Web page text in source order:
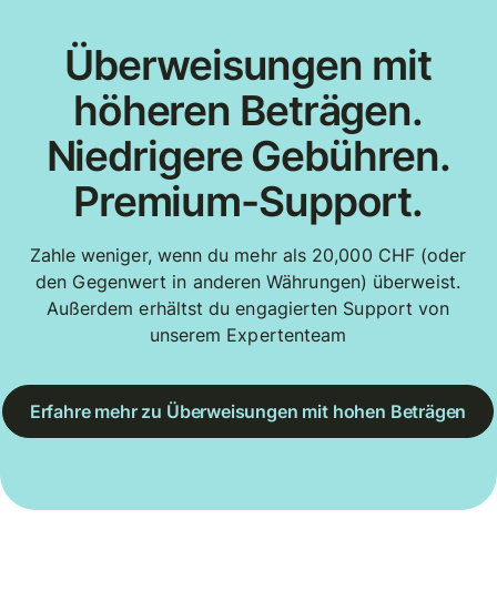
Überweisungen mit
höheren Beträgen.
Niedrigere Gebühren.
Premium-Support.
Zahle weniger, wenn du mehr als 20,000 CHF (oder
den Gegenwert in anderen Währungen) überweist.
Außerdem erhältst du engagierten Support von
unserem Expertenteam
Erfahre mehr zu Überweisungen mit hohen Beträgen